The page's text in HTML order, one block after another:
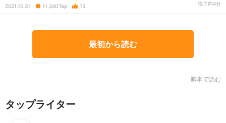
2021.10.31 11,340Tap 15 読了約4分
最初から読む
脚本で読む
タップライター